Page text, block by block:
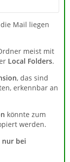
Mail liegen
meist mit
Local Folders.
, das sind
erkennbar an
könnte zum
werden.
nur bei